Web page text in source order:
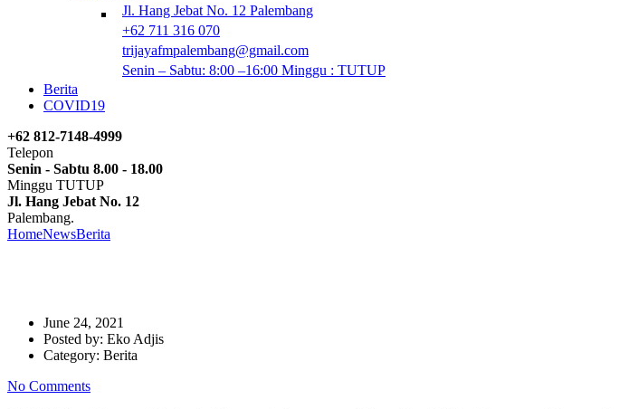
Jl. Hang Jebat No. 12 Palembang
+62 711 316 070
trijayafmpalembang@gmail.com
Senin – Sabtu: 8:00 –16:00 Minggu : TUTUP
Berita
COVID19
+62 812-7148-4999
Telepon
Senin - Sabtu 8.00 - 18.00
Minggu TUTUP
Jl. Hang Jebat No. 12
Palembang.
HomeNewsBerita
June 24, 2021
Posted by: Eko Adjis
Category: Berita
No Comments